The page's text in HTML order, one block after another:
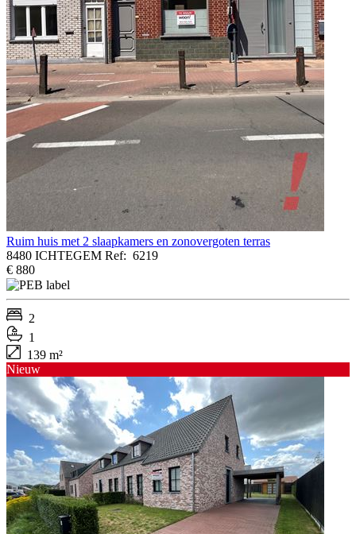
Ruim huis met 2 slaapkamers en zonovergoten terras
8480 ICHTEGEM Ref: 6219
€ 880
2
1
139 m²
Nieuw